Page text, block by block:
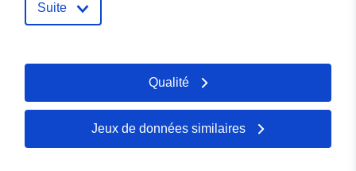
Compte rendu du
Ajoutée à data.europa.eu: 21
February 2026
Mise à jour sur data.europa.eu:
25 July 2026
Suite
Qualité
Jeux de données similaires